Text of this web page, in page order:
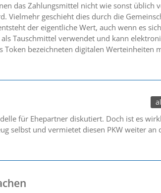
das Zahlungsmittel nicht wie sonst üblich
Vielmehr geschieht dies durch die
der eigentliche Wert, auch wenn es
Tauschmittel verwendet und kann
Token bezeichneten digitalen Werteinheiten
für Ehepartner diskutiert. Doch ist es
selbst und vermietet diesen PKW weiter an